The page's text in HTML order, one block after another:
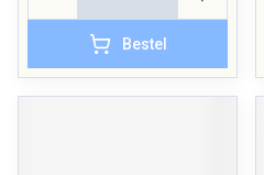
Bestel